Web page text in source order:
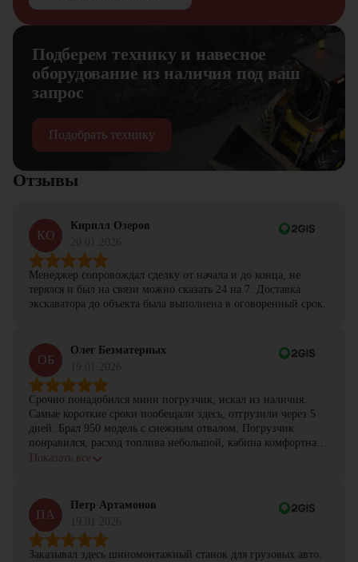
Подберем технику и навесное
оборудование из наличия под ваш
запрос
Подобрать технику
Отзывы
КО
Кирилл Озеров
Менеджер сопровождал сделку от начала и до конца, не
терялся и был на связи можно сказать 24 на 7. Доставка
экскаватора до объекта была выполнена в оговоренный срок.
ОБ
Олег Безматерных
Срочно понадобился мини погрузчик, искал из наличия.
Самые короткие сроки пообещали здесь, отгрузили через 5
дней. Брал 950 модель с снежным отвалом. Погрузчик
понравился, расход топлива небольшой, кабина комфортная,
с задачами справляется.
Показать все
ПА
Петр Артамонов
Заказывал здесь шиномонтажный станок для грузовых авто.